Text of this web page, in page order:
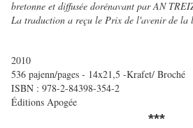
bretonne et diffusée dorénavant par AN
La traduction a reçu le Prix de l'avenir de la
2010
536 pajenn/pages - 14x21,5 -Krafet/ Broché
ISBN : 978-2-84398-354-2
Éditions Apogée
***